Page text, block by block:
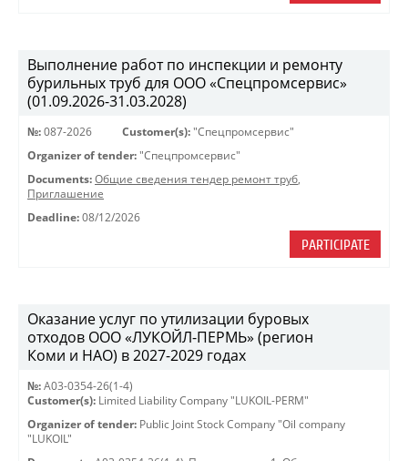
Выполнение работ по инспекции и ремонту
бурильных труб для ООО «Спецпромсервис»
(01.09.2026-31.03.2028)
№: 087-2026 Customer(s): "Спецпромсервис"
Organizer of tender: "Спецпромсервис"
Documents: Общие сведения тендер ремонт труб,
Приглашение
Deadline: 08/12/2026
PARTICIPATE
Оказание услуг по утилизации буровых
отходов ООО «ЛУКОЙЛ-ПЕРМЬ» (регион
Коми и НАО) в 2027-2029 годах
№: A03-0354-26(1-4)
Customer(s): Limited Liability Company "LUKOIL-PERM"
Organizer of tender: Public Joint Stock Company "Oil company
"LUKOIL"